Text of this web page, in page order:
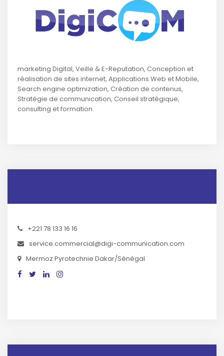
marketing Digital, Veille & E-Reputation, Conception et
réalisation de sites internet, Applications Web et Mobile,
Search engine optimization, Création de contenus,
Stratégie de communication, Conseil stratégique,
consulting et formation.
+221 78 133 16 16
service.commercial@digi-communication.com
Mermoz Pyrotechnie Dakar/Sénégal